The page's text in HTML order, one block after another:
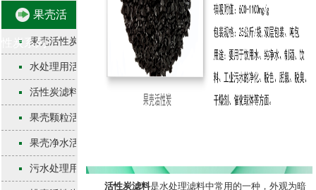
果壳活
性炭系列果壳活性炭
水处理用活性炭
活性炭滤料
果壳颗粒活性炭
果壳净水活性炭
污水处理用活性炭
活性炭滤料是水处理滤料中常用的一种，外观为暗